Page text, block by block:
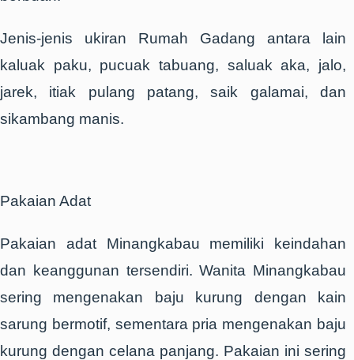
Jenis-jenis ukiran Rumah Gadang antara lain
kaluak paku, pucuak tabuang, saluak aka, jalo,
jarek, itiak pulang patang, saik galamai, dan
sikambang manis.
Pakaian Adat
Pakaian adat Minangkabau memiliki keindahan
dan keanggunan tersendiri. Wanita Minangkabau
sering mengenakan baju kurung dengan kain
sarung bermotif, sementara pria mengenakan baju
kurung dengan celana panjang. Pakaian ini sering